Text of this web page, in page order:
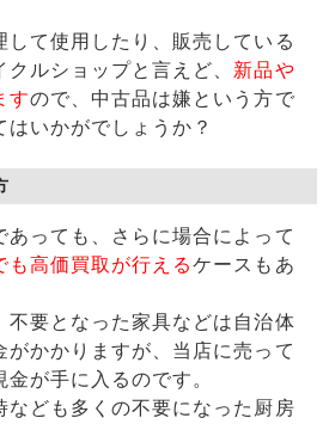
して使用したり、販売している
ルショップと言えど、 新品や
すので、中古品は嫌という方で
いかがでしょうか？
っても、さらに場合によって
も高価買取が行えるケースもあ
不要となった家具などは自治体
がかかりますが、当店に売って
が手に入るのです。
なども多くの不要になった厨房